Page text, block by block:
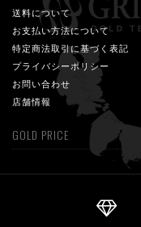
送料について
お支払い方法について
特定商法取引に基づく表記
プライバシーポリシー
お問い合わせ
店舗情報
GOLD PRICE